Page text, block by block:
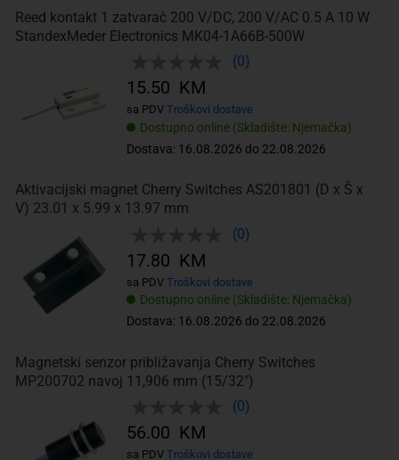
Reed kontakt 1 zatvarač 200 V/DC, 200 V/AC 0.5 A 10 W
StandexMeder Electronics MK04-1A66B-500W
(0)
Dostupno online (Skladište: Njemačka)
Dostava: 16.08.2026 do 22.08.2026
15.50 KM
sa PDV Troškovi dostave
Aktivacijski magnet Cherry Switches AS201801 (D x Š x
V) 23.01 x 5.99 x 13.97 mm
(0)
Dostupno online (Skladište: Njemačka)
Dostava: 16.08.2026 do 22.08.2026
17.80 KM
sa PDV Troškovi dostave
Magnetski senzor približavanja Cherry Switches
MP200702 navoj 11,906 mm (15/32")
(0)
56.00 KM
sa PDV Troškovi dostave